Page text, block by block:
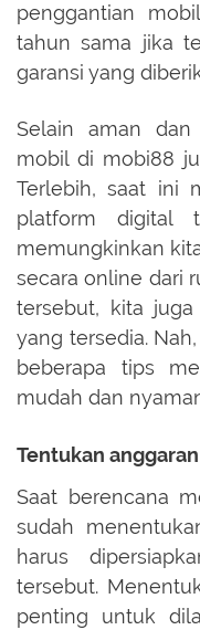
penggantian
tahun sama jika
garansi yang
Selain aman dan
mobil di mobi88
Terlebih, saat ini
platform digital
memungkinkan
secara online dari
tersebut, kita
yang tersedia.
beberapa tips
mudah dan
Tentukan
Saat berencana
sudah
harus
tersebut.
penting untuk